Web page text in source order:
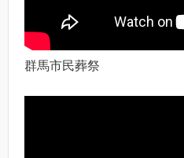
群馬市民葬祭